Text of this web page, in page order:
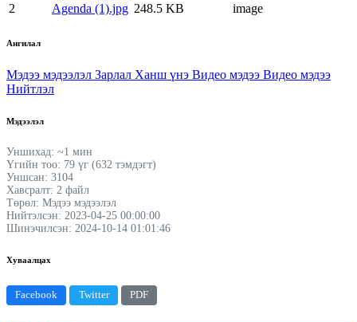
2
Agenda (1).jpg 248.5 KB image
Ангилал
Мэдээ мэдээлэл Зарлал Ханш үнэ Видео мэдээ Видео мэдээ
Нийтлэл
Мэдээлэл
Уншихад: ~1 мин
Үгийн тоо: 79 үг (632 тэмдэгт)
Уншсан: 3104
Хавсралт: 2 файл
Төрөл: Мэдээ мэдээлэл
Нийтэлсэн: 2023-04-25 00:00:00
Шинэчилсэн: 2024-10-14 01:01:46
Хуваалцах
Facebook Twitter PDF